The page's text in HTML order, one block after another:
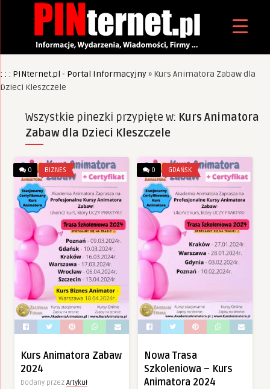
: : : PINternet.pl - Portal Informacyjny» Kurs Animatora Zabaw dla
Dzieci Kleszczele
Wszystkie pinezki przypięte w: Kurs Animatora
Zabaw dla Dzieci Kleszczele
0 BIZNES
Kurs Animatora Zabaw
2024
Dodany przez Artykuł
0 GDAŃSK
Nowa Trasa
Szkoleniowa – Kurs
Animatora 2024